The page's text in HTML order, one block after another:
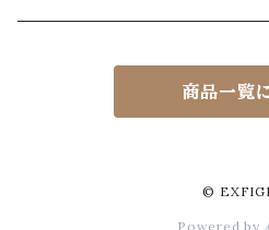
EXFIGHT体験チケット（ビジター）
EXFIGHTシリーズ観覧チケット
商品一覧
©
Powered by